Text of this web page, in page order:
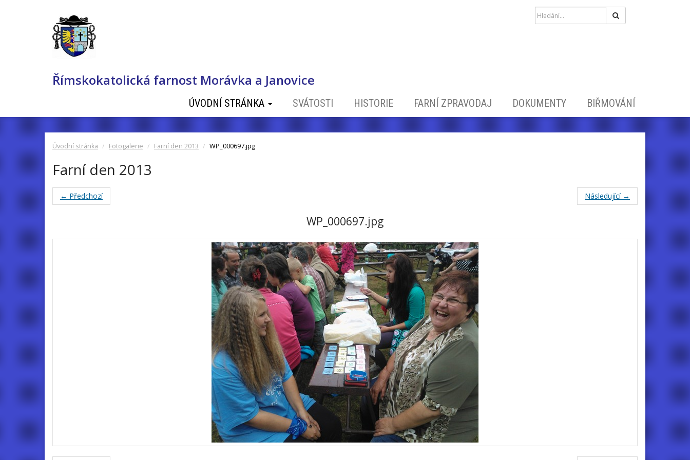
Římskokatolická farnost Morávka a Janovice
ÚVODNÍ STRÁNKA SVÁTOSTI HISTORIE FARNÍ ZPRAVODAJ DOKUMENTY BIŘMOVÁNÍ
Úvodní stránka Fotogalerie Farní den 2013 WP_000697.jpg
Farní den 2013
← Předchozí Následující →
WP_000697.jpg